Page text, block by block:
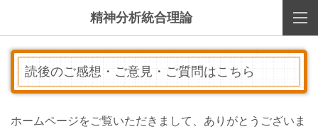
精神分析統合理論
読後のご感想・ご意見・ご質問はこちら
ホームページをご覧いただきまして、ありがとうございま